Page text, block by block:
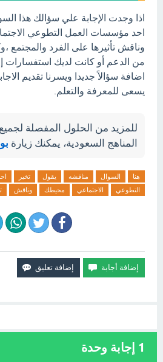
اذا وجدت الإجابة علي سؤالك هذا
احد مؤسسات العمل التطوعي
وناقش تأثيرها على الفرد والمجتمع
من الدعم أو كانت لديك استفسارات
اضافة سؤالاً جديدا ويسرنا تقديم
يسعى للمعرفة والتعلم.
للمزيد من الحلول المفصلة
المناهج السعودية، يمكنك زيارة
هنا السوال مناقشه يقول تخير
التطوعي
الاجتماعي محيطك وناقش
1 إجابة وحدة